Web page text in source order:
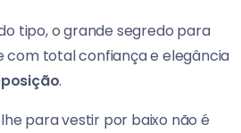
tipo, o grande segredo para
com total confiança e elegância
.
para vestir por baixo não é